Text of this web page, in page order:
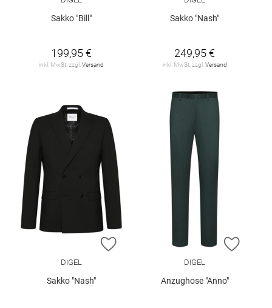
Sakko "Bill"
199,95 €
inkl. MwSt. zzgl. Versand
Sakko "Nash"
249,95 €
inkl. MwSt. zzgl. Versand
ZUR WUNSCHLISTE HINZUFÜGEN
DIGEL
Sakko "Nash"
ZUR
DIGEL
Anzughose "Anno"